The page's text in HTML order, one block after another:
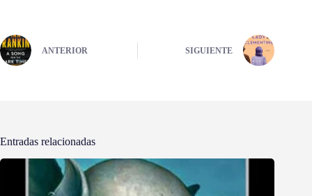
ANTERIOR SIGUIENTE
Entradas relacionadas